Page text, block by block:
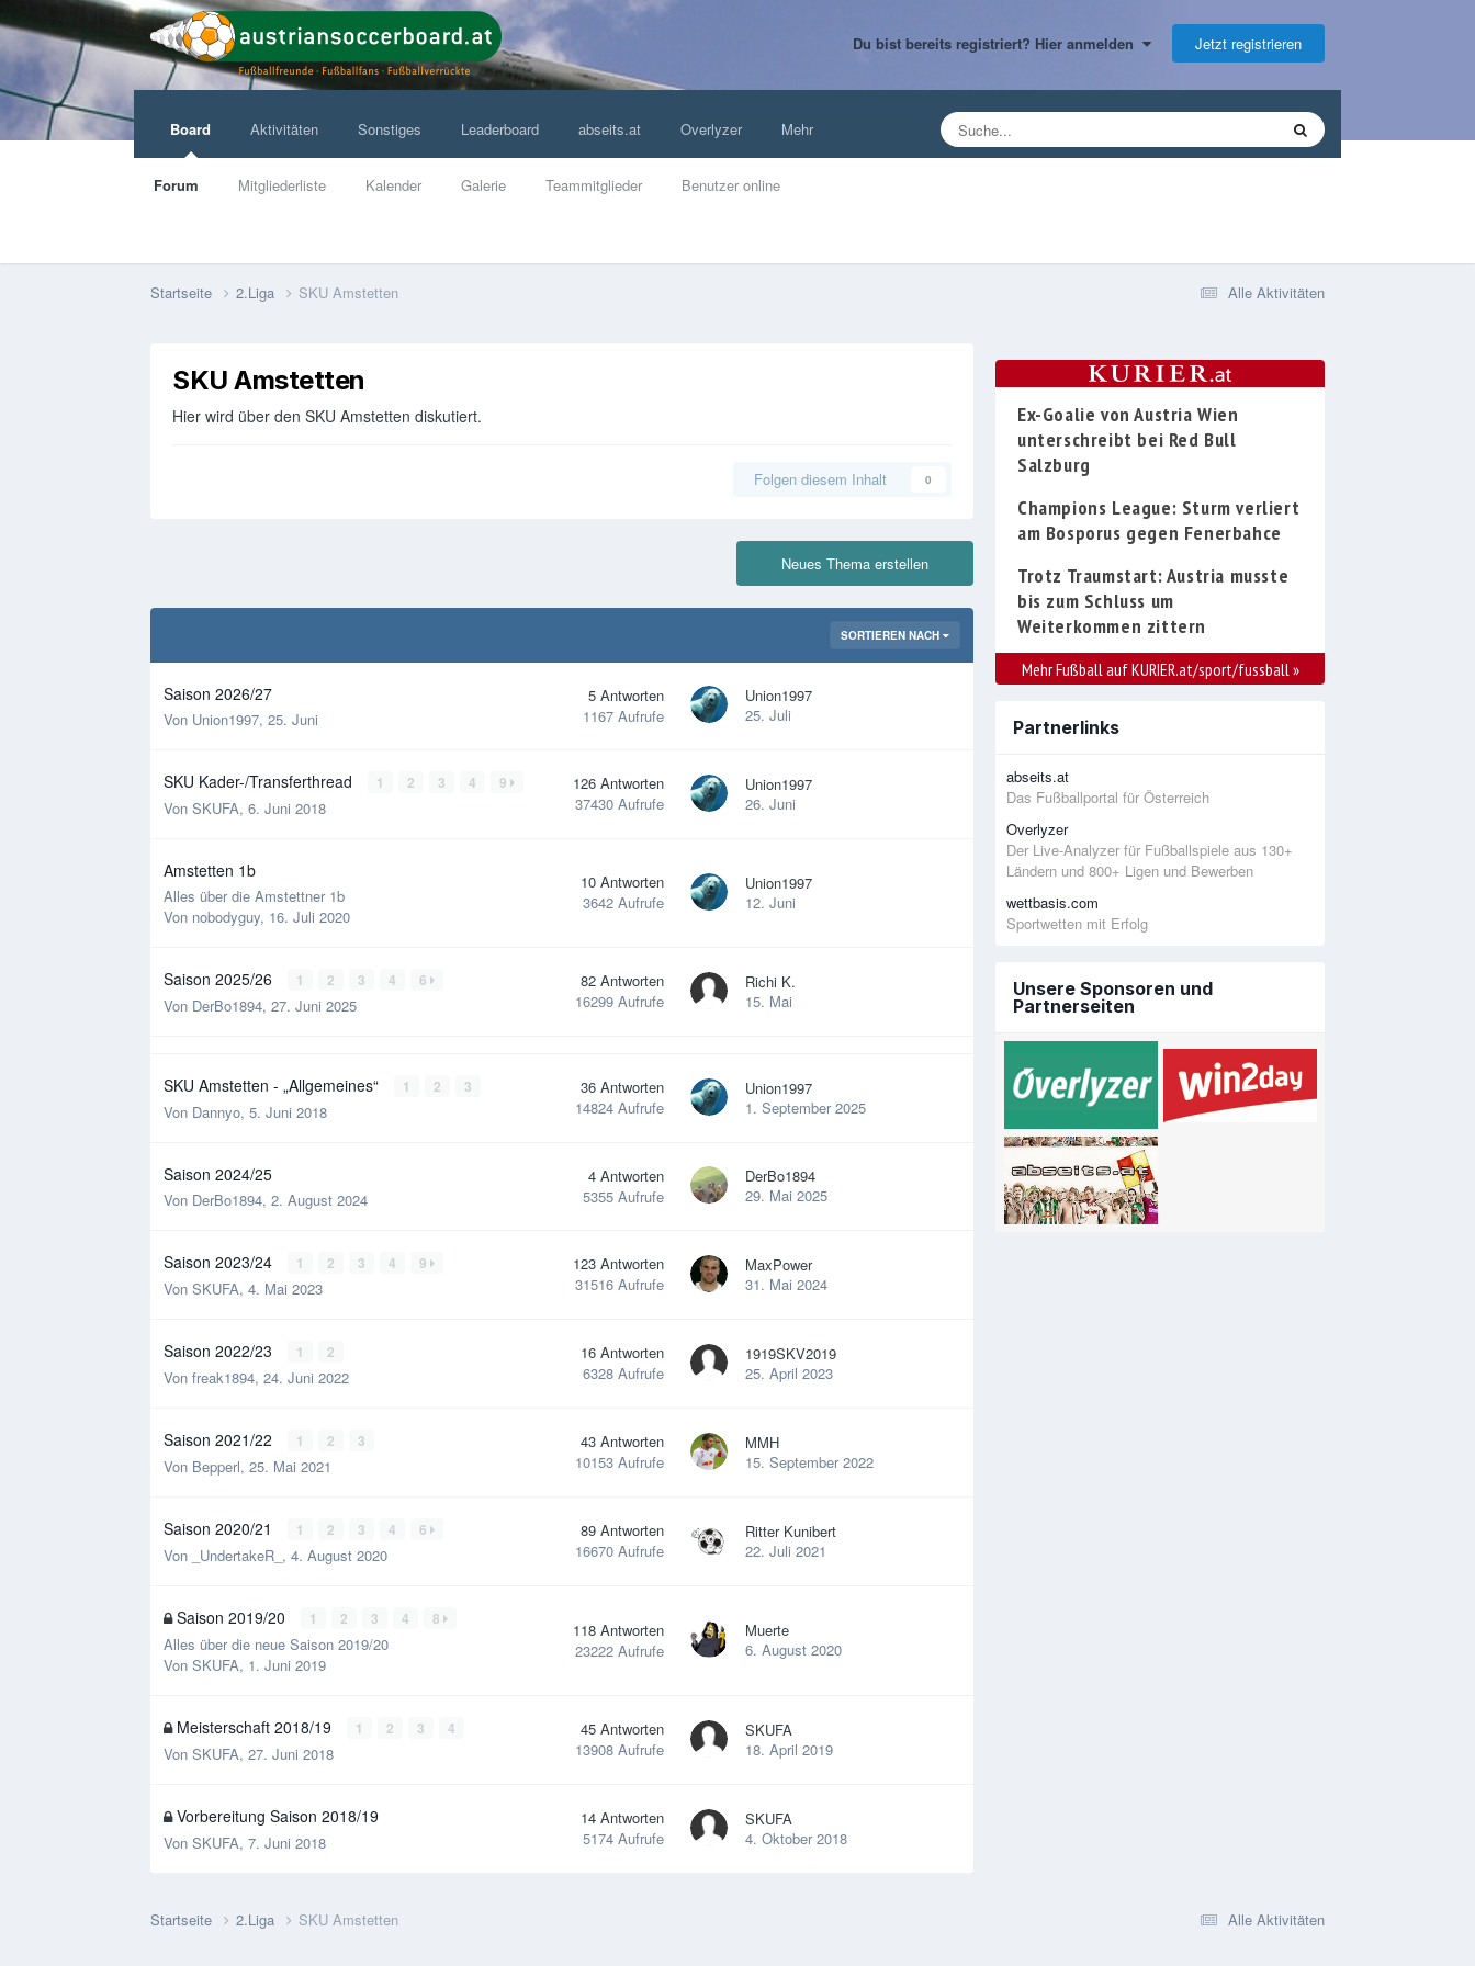
Du bist bereits registriert? Hier anmelden Jetzt registrieren
Board
Forum Mitgliederliste Kalender Galerie Teammitglieder Benutzer online
Aktivitäten Sonstiges Leaderboard abseits.at Overlyzer Mehr
Alle Aktivitäten
Startseite 2.Liga SKU Amstetten
SKU Amstetten
Hier wird über den SKU Amstetten diskutiert.
Folgen diesem Inhalt 0
Neues Thema erstellen
SORTIEREN NACH
Saison 2026/27
Von Union1997, 25. Juni
5 Antworten
1167 Aufrufe
Union1997
25. Juli
SKU Kader-/Transferthread 1 2 3 4 9
Von SKUFA, 6. Juni 2018
126 Antworten
37430 Aufrufe
Union1997
26. Juni
Amstetten 1b
Alles über die Amstettner 1b
Von nobodyguy, 16. Juli 2020
10 Antworten
3642 Aufrufe
Union1997
12. Juni
Saison 2025/26 1 2 3 4 6
Von DerBo1894, 27. Juni 2025
82 Antworten
16299 Aufrufe
Richi K.
15. Mai
SKU Amstetten - „Allgemeines“ 1 2 3
Von Dannyo, 5. Juni 2018
36 Antworten
14824 Aufrufe
Union1997
1. September 2025
Saison 2024/25
Von DerBo1894, 2. August 2024
4 Antworten
5355 Aufrufe
DerBo1894
29. Mai 2025
Saison 2023/24 1 2 3 4 9
Von SKUFA, 4. Mai 2023
123 Antworten
31516 Aufrufe
MaxPower
31. Mai 2024
Saison 2022/23 1 2
Von freak1894, 24. Juni 2022
16 Antworten
6328 Aufrufe
1919SKV2019
25. April 2023
Saison 2021/22 1 2 3
Von Bepperl, 25. Mai 2021
43 Antworten
10153 Aufrufe
MMH
15. September 2022
Saison 2020/21 1 2 3 4 6
Von _UndertakeR_ , 4. August 2020
89 Antworten
16670 Aufrufe
Ritter Kunibert
22. Juli 2021
Saison 2019/20 1 2 3 4 8
Alles über die neue Saison 2019/20
Von SKUFA, 1. Juni 2019
118 Antworten
23222 Aufrufe
Muerte
6. August 2020
Meisterschaft 2018/19 1 2 3 4
Von SKUFA, 27. Juni 2018
45 Antworten
13908 Aufrufe
SKUFA
18. April 2019
Vorbereitung Saison 2018/19
Von SKUFA, 7. Juni 2018
14 Antworten
5174 Aufrufe
SKUFA
4. Oktober 2018
Ex-Goalie von Austria Wien
unterschreibt bei Red Bull
Salzburg
Champions League: Sturm verliert
am Bosporus gegen Fenerbahce
Trotz Traumstart: Austria musste
bis zum Schluss um
Weiterkommen zittern
Mehr Fußball auf KURIER.at/sport/fussball »
Partnerlinks
abseits.at
Das Fußballportal für Österreich
Overlyzer
Der Live-Analyzer für Fußballspiele aus 130+
Ländern und 800+ Ligen und Bewerben
wettbasis.com
Sportwetten mit Erfolg
Unsere Sponsoren und
Partnerseiten
Alle Aktivitäten
Startseite 2.Liga SKU Amstetten